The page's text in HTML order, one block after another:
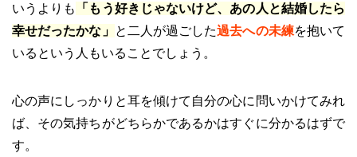
いうよりも
「もう好きじゃないけど、あの人と結婚したら
幸せだったかな」 と二人が過ごした過去への未練を抱いて
いるという人もいることでしょう。
心の声にしっかりと耳を傾けて自分の心に問いかけてみれ
ば、その気持ちがどちらかであるかはすぐに分かるはずで
す。